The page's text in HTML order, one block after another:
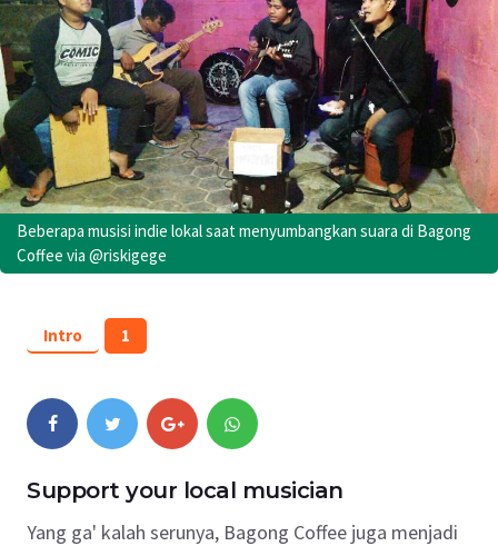
Beberapa musisi indie lokal saat menyumbangkan suara di Bagong
Coffee via @riskigege
Intro 1
Support your local musician
Yang ga' kalah serunya, Bagong Coffee juga menjadi